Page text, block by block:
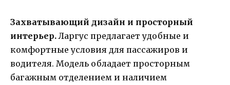
Захватывающий дизайн и просторный
интерьер. Ларгус предлагает удобные и
комфортные условия для пассажиров и
водителя. Модель обладает просторным
багажным отделением и наличием